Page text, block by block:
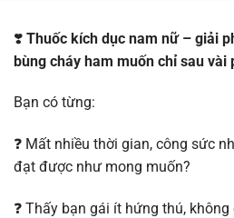
❣️ Thuốc kích dục nam nữ – giải
bùng cháy ham muốn chỉ sau vài
Bạn có từng:
❓ Mất nhiều thời gian, công sức
đạt được như mong muốn?
❓ Thấy bạn gái ít hứng thú,